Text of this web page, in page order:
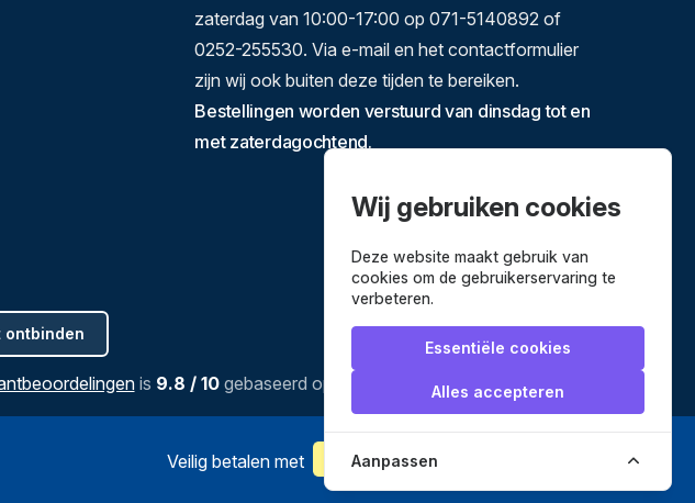
zaterdag van 10:00-17:00 op 071-5140892 of
0252-255530. Via e-mail en het contactformulier
zijn wij ook buiten deze tijden te bereiken.
Bestellingen worden verstuurd van dinsdag tot en
met zaterdagochtend.
ontbinden
is 9.8 / 10 gebaseerd op reviews.
Veilig betalen met
Wij gebruiken cookies
Deze website maakt gebruik van
cookies om de gebruikerservaring te
verbeteren.
Essentiële cookies
Alles accepteren
Aanpassen